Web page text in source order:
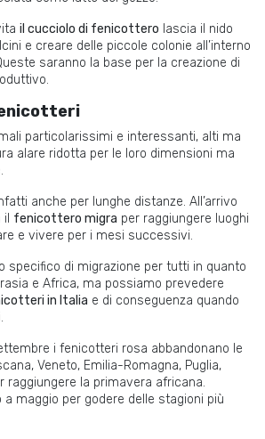
il cucciolo di fenicottero lascia il nido
e creare delle piccole colonie all’interno
saranno la base per la creazione di
particolarissimi e interessanti, alti ma
alare ridotta per le loro dimensioni ma
anche per lunghe distanze. All’arrivo
fenicottero migra per raggiungere luoghi
e vivere per i mesi successivi.
specifico di migrazione per tutti in quanto
e Africa, ma possiamo prevedere
in Italia e di conseguenza quando
i fenicotteri rosa abbandonano le
Veneto, Emilia-Romagna, Puglia,
raggiungere la primavera africana.
a maggio per godere delle stagioni più